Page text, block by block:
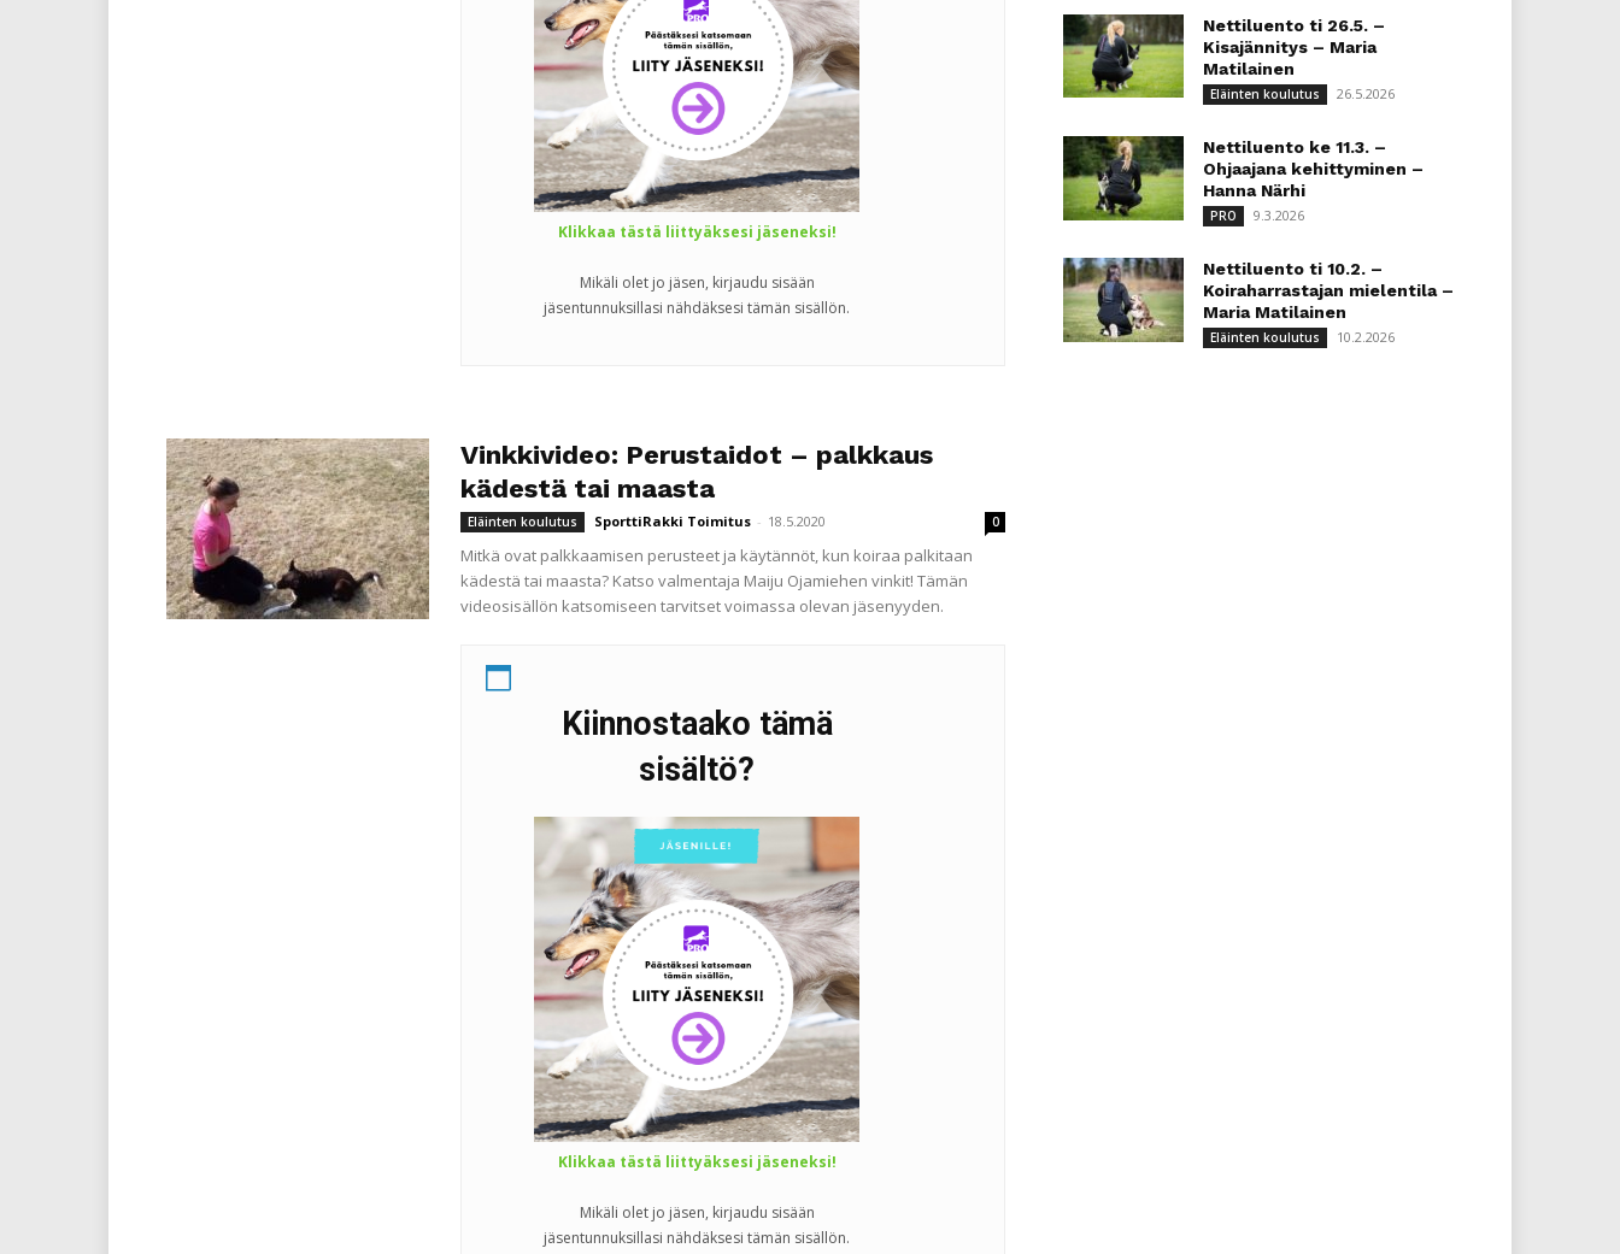
Klikkaa tästä liittyäksesi jäseneksi!
Mikäli olet jo jäsen, kirjaudu sisään
jäsentunnuksillasi nähdäksesi tämän sisällön.
Vinkkivideo: Perustaidot – palkkaus
kädestä tai maasta
Eläinten koulutus SporttiRakki Toimitus - 18.5.2020 0
Mitkä ovat palkkaamisen perusteet ja käytännöt, kun koiraa palkitaan
kädestä tai maasta? Katso valmentaja Maiju Ojamiehen vinkit! Tämän
videosisällön katsomiseen tarvitset voimassa olevan jäsenyyden.
Kiinnostaako tämä
sisältö?
Klikkaa tästä liittyäksesi jäseneksi!
Mikäli olet jo jäsen, kirjaudu sisään
jäsentunnuksillasi nähdäksesi tämän sisällön.
Nettiluento ti 26.5. –
Kisajännitys – Maria
Matilainen
Eläinten koulutus 26.5.2026
Nettiluento ke 11.3. –
Ohjaajana kehittyminen –
Hanna Närhi
PRO 9.3.2026
Nettiluento ti 10.2. –
Koiraharrastajan mielentila –
Maria Matilainen
Eläinten koulutus 10.2.2026